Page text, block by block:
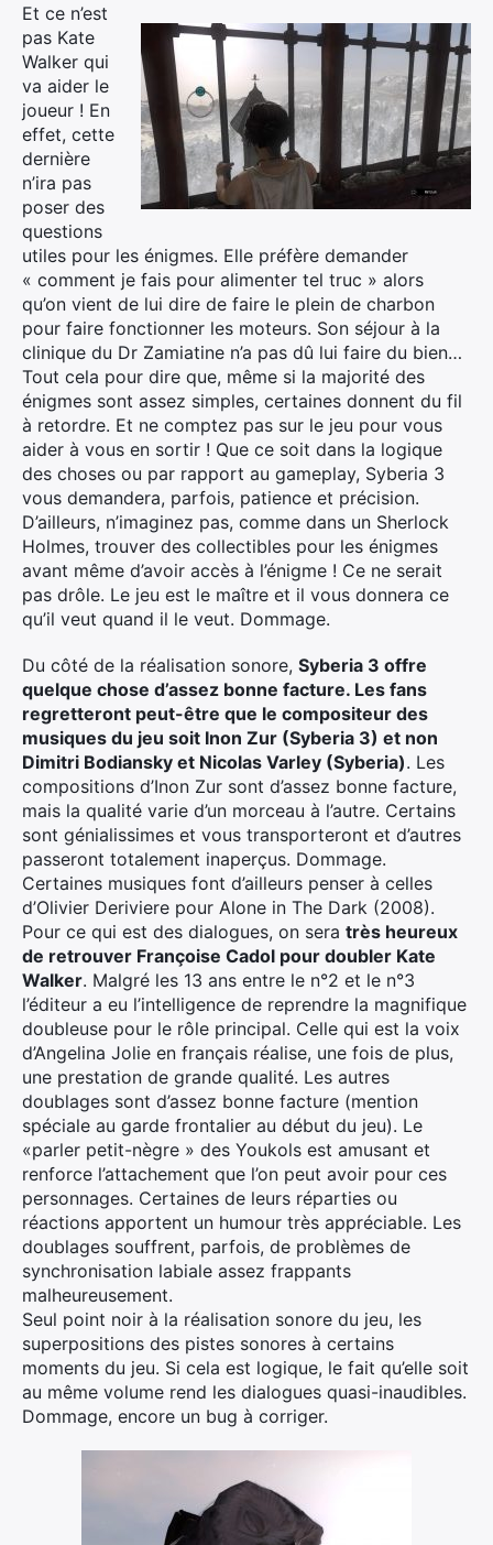
Et ce n’est
pas Kate
Walker qui
va aider le
joueur ! En
effet, cette
dernière
n’ira pas
poser des
questions
utiles pour les énigmes. Elle préfère demander
« comment je fais pour alimenter tel truc » alors
qu’on vient de lui dire de faire le plein de charbon
pour faire fonctionner les moteurs. Son séjour à la
clinique du Dr Zamiatine n’a pas dû lui faire du bien…
Tout cela pour dire que, même si la majorité des
énigmes sont assez simples, certaines donnent du fil
à retordre. Et ne comptez pas sur le jeu pour vous
aider à vous en sortir ! Que ce soit dans la logique
des choses ou par rapport au gameplay, Syberia 3
vous demandera, parfois, patience et précision.
D’ailleurs, n’imaginez pas, comme dans un Sherlock
Holmes, trouver des collectibles pour les énigmes
avant même d’avoir accès à l’énigme ! Ce ne serait
pas drôle. Le jeu est le maître et il vous donnera ce
qu’il veut quand il le veut. Dommage.
Du côté de la réalisation sonore, Syberia 3 offre
quelque chose d’assez bonne facture. Les fans
regretteront peut-être que le compositeur des
musiques du jeu soit Inon Zur (Syberia 3) et non
Dimitri Bodiansky et Nicolas Varley (Syberia). Les
compositions d’Inon Zur sont d’assez bonne facture,
mais la qualité varie d’un morceau à l’autre. Certains
sont génialissimes et vous transporteront et d’autres
passeront totalement inaperçus. Dommage.
Certaines musiques font d’ailleurs penser à celles
d’Olivier Deriviere pour Alone in The Dark (2008).
Pour ce qui est des dialogues, on sera très heureux
de retrouver Françoise Cadol pour doubler Kate
Walker. Malgré les 13 ans entre le n°2 et le n°3
l’éditeur a eu l’intelligence de reprendre la magnifique
doubleuse pour le rôle principal. Celle qui est la voix
d’Angelina Jolie en français réalise, une fois de plus,
une prestation de grande qualité. Les autres
doublages sont d’assez bonne facture (mention
spéciale au garde frontalier au début du jeu). Le
«parler petit-nègre » des Youkols est amusant et
renforce l’attachement que l’on peut avoir pour ces
personnages. Certaines de leurs réparties ou
réactions apportent un humour très appréciable. Les
doublages souffrent, parfois, de problèmes de
synchronisation labiale assez frappants
malheureusement.
Seul point noir à la réalisation sonore du jeu, les
superpositions des pistes sonores à certains
moments du jeu. Si cela est logique, le fait qu’elle soit
au même volume rend les dialogues quasi-inaudibles.
Dommage, encore un bug à corriger.